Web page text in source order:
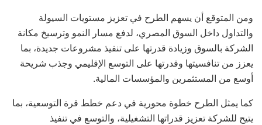
ومن المتوقع أن يسهم الطرح في تعزيز مستويات السيولة
والتداول داخل السوق المصري، لدفع مسار النمو وترسيخ مكانة
الشركة بالسوق وزيادة قدرتها على تنفيذ مشروعات جديدة، بما
يعزز من تنافسيتها وقدرتها على التوسع الإقليمي وجذب شريحة
أوسع من المستثمرين والمؤسسات المالية.
كما يمثل الطرح خطوة محورية في دعم خطط قرة التوسعية، بما
يتيح للشركة تعزيز قدراتها التشغيلية، والتوسع في تنفيذ